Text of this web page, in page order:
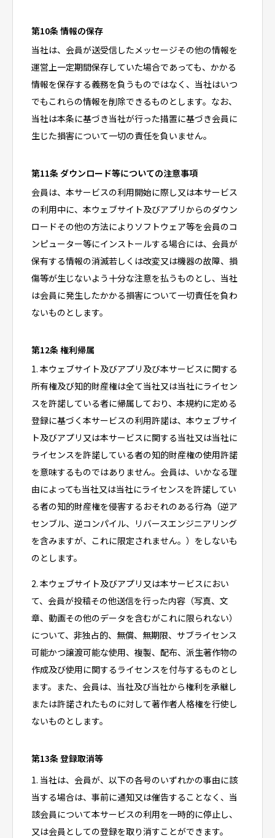
第10条 情報の保存
当社は、会員が送受信したメッセージその他の情報を
運営上一定期間保存していた場合であっても、かかる
情報を保存する義務を負うものではなく、当社はいつ
でもこれらの情報を削除できるものとします。なお、
当社は本条に基づき当社が行った措置に基づき会員に
生じた損害について一切の責任を負いません。
第11条 ダウンロード等についての注意事項
会員は、本サービスの利用開始に際し又は本サービス
の利用中に、本ウェブサイト及びアプリからのダウン
ロードその他の方法によりソフトウェア等を会員のコ
ンピューター等にインストールする場合には、会員が
保有する情報の消滅若しくは改変又は機器の故障、損
傷等が生じないよう十分な注意を払うものとし、当社
は会員に発生したかかる損害について一切責任を負わ
ないものとします。
第12条 権利帰属
1. 本ウェブサイト及びアプリ及び本サービスに関する
所有権及び知的財産権は全て当社又は当社にライセン
スを許諾している者に帰属しており、本規約に定める
登録に基づく本サービスの利用許諾は、本ウェブサイ
ト及びアプリ又は本サービスに関する当社又は当社に
ライセンスを許諾している者の知的財産権の使用許諾
を意味するものではありません。会員は、いかなる理
由によっても当社又は当社にライセンスを許諾してい
る者の知的財産権を侵害するおそれのある行為（逆ア
センブル、逆コンパイル、リバースエンジニアリング
を含みますが、これに限定されません。）をしないも
のとします。
2. 本ウェブサイト及びアプリ又は本サービスにおい
て、会員が投稿その他送信を行った内容（写真、文
章、動画その他のデータを含むがこれに限られない）
について、非独占的、無償、無期限、サブライセンス
可能かつ譲渡可能な使用、複製、配布、派生著作物の
作成及び使用に関するライセンスを付与するものとし
ます。また、会員は、当社及び当社から権利を承継し
または許諾されたものに対して著作者人格権を行使し
ないものとします。
第13条 登録取消等
1. 当社は、会員が、以下の各号のいずれかの事由に該
当する場合は、事前に通知又は催告することなく、当
該会員について本サービスの利用を一時的に停止し、
又は会員としての登録を取り消すことができます。